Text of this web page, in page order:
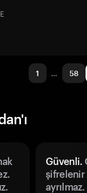
1 … 58
Güvenli.
şifrelenir